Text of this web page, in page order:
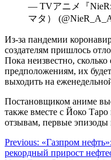
— TVアニメ『
マタ）
Из-за пандемии
создателям пришлось
Пока неизвестно,
предположениям, их
выходить на
Постановщиком аниме
также вместе с Йоко
отзывам, первые
Навигация
Previous: «Газпром
рекордный прирост